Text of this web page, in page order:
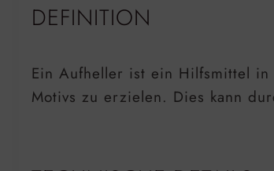
DEFINITION
Ein Aufheller ist ein Hilfsmittel in
Motivs zu erzielen. Dies kann